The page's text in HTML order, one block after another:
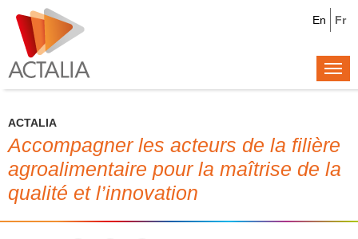
Fr
En
ACTALIA
Accompagner les acteurs de la filière
agroalimentaire pour la maîtrise de la
qualité et l’innovation